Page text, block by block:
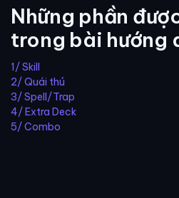
Những phần
trong bài hướng
1/ Skill
2/ Quái thú
3/ Spell/Trap
4/ Extra Deck
5/ Combo